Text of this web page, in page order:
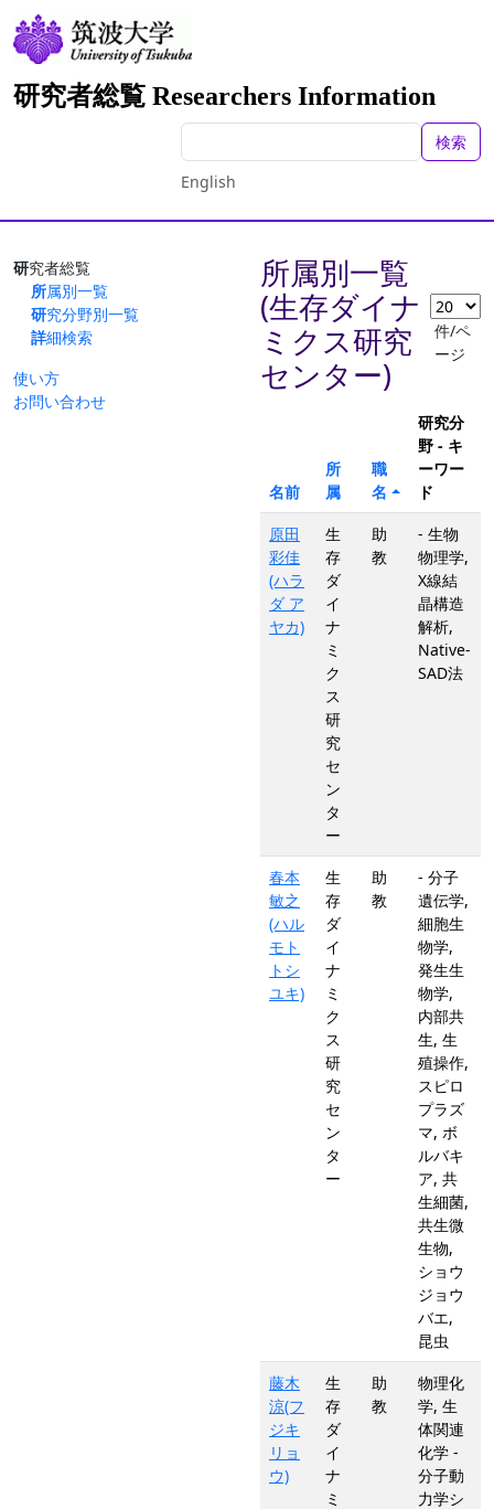
研究者総覧 Researchers Information
検索
English
研究者総覧
所属別一覧
研究分野別一覧
詳細検索
使い方
お問い合わせ
所属別一覧
(生存ダイナ
ミクス研究
センター)
件/ペ
ージ
名前
所
属
職
名
研究分
野 - キ
ーワー
ド
原田
彩佳
(ハラ
ダ ア
ヤカ)
生
存
ダ
イ
ナ
ミ
ク
ス
研
究
セ
ン
タ
ー
助
教
- 生物
物理学,
X線結
晶構造
解析,
Native-
SAD法
春本
敏之
(ハル
モト
トシ
ユキ)
生
存
ダ
イ
ナ
ミ
ク
ス
研
究
セ
ン
タ
ー
助
教
- 分子
遺伝学,
細胞生
物学,
発生生
物学,
内部共
生, 生
殖操作,
スピロ
プラズ
マ, ボ
ルバキ
ア, 共
生細菌,
共生微
生物,
ショウ
ジョウ
バエ,
昆虫
藤木
涼(フ
ジキ
リョ
ウ)
生
存
ダ
イ
ナ
ミ
助
教
物理化
学, 生
体関連
化学 -
分子動
力学シ